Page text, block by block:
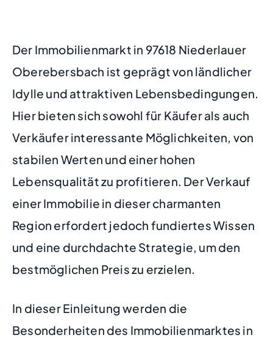
Der Immobilienmarkt in 97618 Niederlauer
Oberebersbach ist geprägt von ländlicher
Idylle und attraktiven Lebensbedingungen.
Hier bieten sich sowohl für Käufer als auch
Verkäufer interessante Möglichkeiten, von
stabilen Werten und einer hohen
Lebensqualität zu profitieren. Der Verkauf
einer Immobilie in dieser charmanten
Region erfordert jedoch fundiertes Wissen
und eine durchdachte Strategie, um den
bestmöglichen Preis zu erzielen.
In dieser Einleitung werden die
Besonderheiten des Immobilienmarktes in